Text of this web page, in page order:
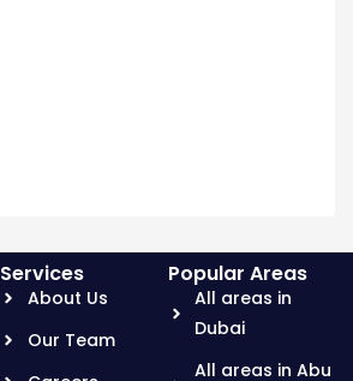
Services
About Us
Our Team
Popular Areas
All areas in
Dubai
All areas in Abu